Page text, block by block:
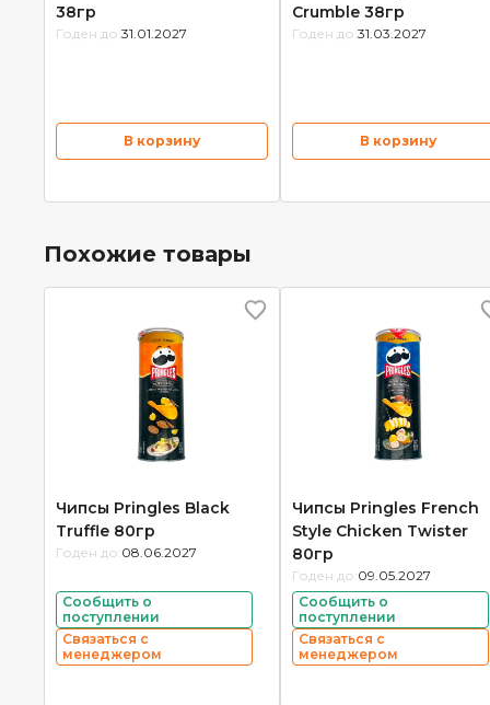
38гр
Годен до: 31.01.2027
В корзину
Crumble 38гр
Годен до: 31.03.2027
В корзину
Похожие товары
Чипсы Pringles Black
Truffle 80гр
Годен до: 08.06.2027
Сообщить о
поступлении
Связаться с
менеджером
Чипсы Pringles French
Style Chicken Twister
80гр
Годен до: 09.05.2027
Сообщить о
поступлении
Связаться с
менеджером